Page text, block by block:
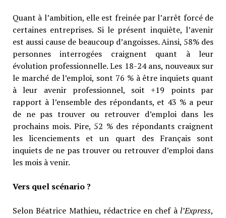
Quant à l’ambition, elle est freinée par l’arrêt forcé de
certaines entreprises. Si le présent inquiète, l’avenir
est aussi cause de beaucoup d’angoisses. Ainsi, 58% des
personnes interrogées craignent quant à leur
évolution professionnelle. Les 18-24 ans, nouveaux sur
le marché de l’emploi, sont 76 % à être inquiets quant
à leur avenir professionnel, soit +19 points par
rapport à l’ensemble des répondants, et 43 % a peur
de ne pas trouver ou retrouver d’emploi dans les
prochains mois. Pire, 52 % des répondants craignent
les licenciements et un quart des Français sont
inquiets de ne pas trouver ou retrouver d’emploi dans
les mois à venir.
Vers quel scénario ?
Selon Béatrice Mathieu, rédactrice en chef àl’Express,